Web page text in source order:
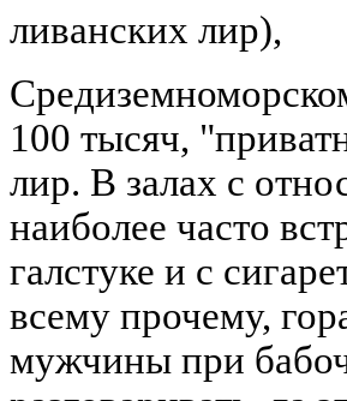
ливанских лир),
100 тысяч,
лир. В залах с
наиболее часто
галстуке и с
всему прочему,
мужчины при